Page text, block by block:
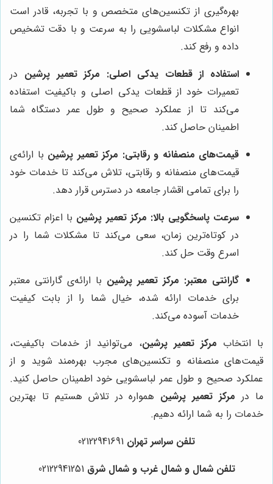
بهره‌گیری از تکنسین‌های متخصص و با تجربه، قادر است
انواع مشکلات لباسشویی را به سرعت و با دقت تشخیص
داده و رفع کند.
استفاده از قطعات یدکی اصلی: مرکز تعمیر پرشین در
تعمیرات خود از قطعات یدکی اصلی و باکیفیت استفاده
می‌کند تا از عملکرد صحیح و طول عمر دستگاه شما
اطمینان حاصل کند.
قیمت‌های منصفانه و رقابتی: مرکز تعمیر پرشین با ارائه‌ی
قیمت‌های منصفانه و رقابتی، تلاش می‌کند تا خدمات خود
را برای تمامی اقشار جامعه در دسترس قرار دهد.
سرعت پاسخگویی بالا: مرکز تعمیر پرشین با اعزام تکنسین
در کوتاه‌ترین زمان، سعی می‌کند تا مشکلات شما را در
اسرع وقت حل کند.
گارانتی معتبر: مرکز تعمیر پرشین با ارائه‌ی گارانتی معتبر
برای خدمات ارائه شده، خیال شما را از بابت کیفیت
خدمات آسوده می‌کند.
با انتخاب مرکز تعمیر پرشین، می‌توانید از خدمات باکیفیت،
قیمت‌های منصفانه و تکنسین‌های مجرب بهره‌مند شوید و از
عملکرد صحیح و طول عمر لباسشویی خود اطمینان حاصل کنید.
ما در مرکز تعمیر پرشین همواره در تلاش هستیم تا بهترین
خدمات را به شما ارائه دهیم.
تلفن سراسر تهران 02122941691
تلفن شمال و شمال غرب و شمال شرق 021
22941251